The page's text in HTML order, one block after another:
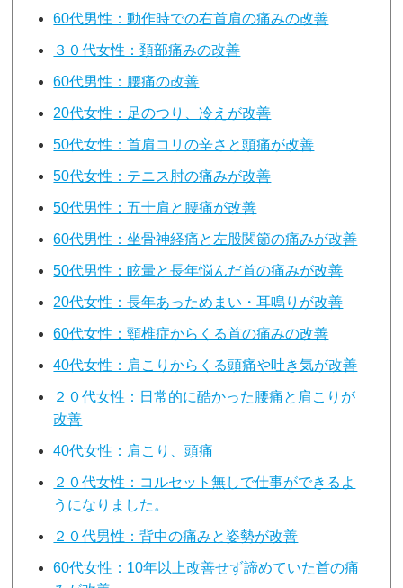
60代男性：動作時での右首肩の痛みの改善
３０代女性：頚部痛みの改善
60代男性：腰痛の改善
20代女性：足のつり、冷えが改善
50代女性：首肩コリの辛さと頭痛が改善
50代女性：テニス肘の痛みが改善
50代男性：五十肩と腰痛が改善
60代男性：坐骨神経痛と左股関節の痛みが改善
50代男性：眩暈と長年悩んだ首の痛みが改善
20代女性：長年あっためまい・耳鳴りが改善
60代女性：頸椎症からくる首の痛みの改善
40代女性：肩こりからくる頭痛や吐き気が改善
２０代女性：日常的に酷かった腰痛と肩こりが
改善
40代女性：肩こり、頭痛
２０代女性：コルセット無しで仕事ができるよ
うになりました。
２０代男性：背中の痛みと姿勢が改善
60代女性：10年以上改善せず諦めていた首の痛